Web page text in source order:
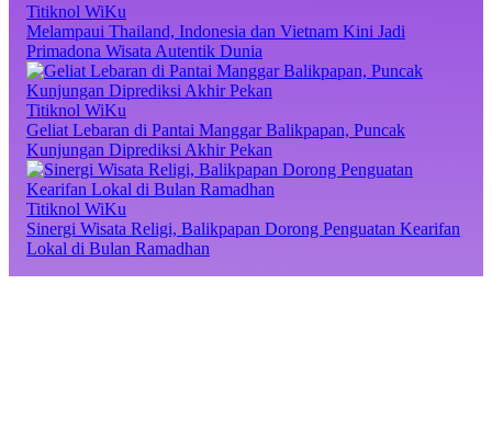
Titiknol WiKu
Melampaui Thailand, Indonesia dan Vietnam Kini Jadi
Primadona Wisata Autentik Dunia
Titiknol WiKu
Geliat Lebaran di Pantai Manggar Balikpapan, Puncak
Kunjungan Diprediksi Akhir Pekan
Titiknol WiKu
Sinergi Wisata Religi, Balikpapan Dorong Penguatan Kearifan
Lokal di Bulan Ramadhan